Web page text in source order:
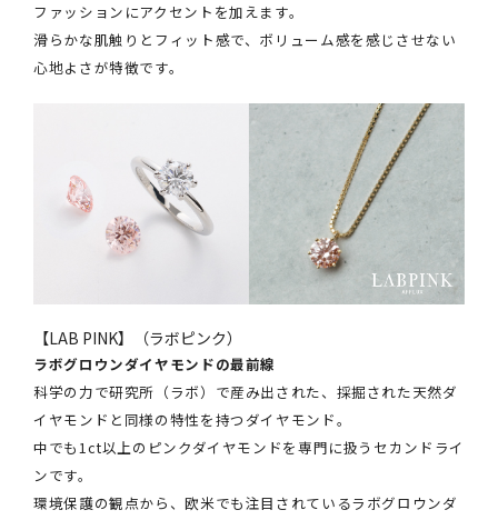
ファッションにアクセントを加えます。
滑らかな肌触りとフィット感で、ボリューム感を感じさせない
心地よさが特徴です。
【LAB PINK】（ラボピンク）
ラボグロウンダイヤモンドの最前線
科学の力で研究所（ラボ）で産み出された、採掘された天然ダ
イヤモンドと同様の特性を持つダイヤモンド。
中でも1ct以上のピンクダイヤモンドを専門に扱うセカンドライ
ンです。
環境保護の観点から、欧米でも注目されているラボグロウンダ